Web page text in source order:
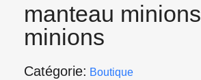
manteau minions
minions
Catégorie Boutique